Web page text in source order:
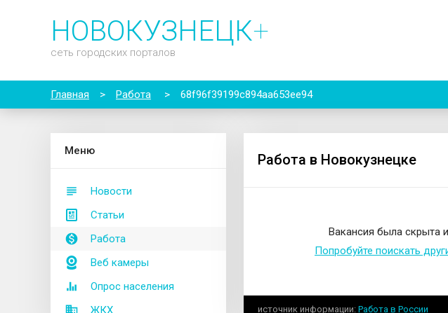
НОВОКУЗНЕЦК+
сеть городских порталов
Главная > Работа > 68f96f39199c894aa653ee94
Меню
Новости
Статьи
Работа
Веб камеры
Опрос населения
ЖКХ
Работа в Новокузнецке
Вакансия была скрыта
Попробуйте поискать
источник информации Работа в России